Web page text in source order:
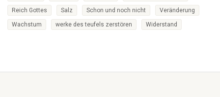
Reich Gottes Salz Schon und noch nicht Veränderung
Wachstum werke des teufels zerstören Widerstand